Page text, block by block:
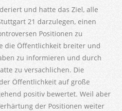
und hatte das Ziel, alle
21 darzulegen, einen
Positionen zu
die Öffentlichkeit breiter und
zu informieren und durch
zu versachlichen. Die
Öffentlichkeit auf große
positiv bewertet. Weil aber
der Positionen weiter